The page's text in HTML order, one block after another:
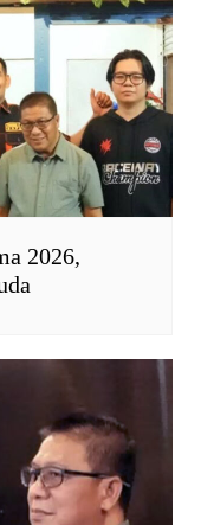
2026,